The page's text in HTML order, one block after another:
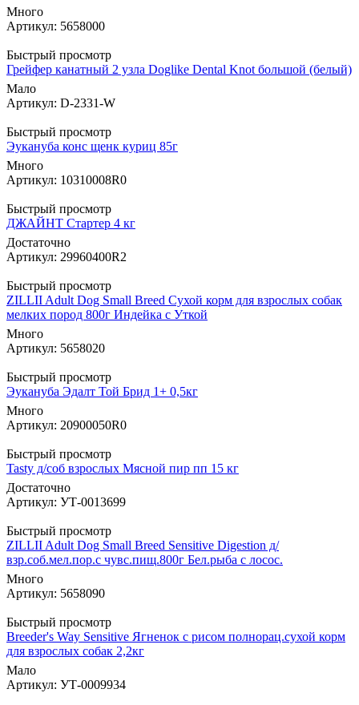
Много
Артикул: 5658000
Быстрый просмотр
Грейфер канатный 2 узла Doglike Dental Knot большой (белый)
Мало
Артикул: D-2331-W
Быстрый просмотр
Эукануба конс щенк куриц 85г
Много
Артикул: 10310008R0
Быстрый просмотр
ДЖАЙНТ Стартер 4 кг
Достаточно
Артикул: 29960400R2
Быстрый просмотр
ZILLII Adult Dog Small Breed Сухой корм для взрослых собак
мелких пород 800г Индейка с Уткой
Много
Артикул: 5658020
Быстрый просмотр
Эукануба Эдалт Той Брид 1+ 0,5кг
Много
Артикул: 20900050R0
Быстрый просмотр
Tasty д/соб взрослых Мясной пир пп 15 кг
Достаточно
Артикул: УТ-0013699
Быстрый просмотр
ZILLII Adult Dog Small Breed Sensitive Digestion д/
взр.соб.мел.пор.с чувс.пищ.800г Бел.рыба с лосос.
Много
Артикул: 5658090
Быстрый просмотр
Breeder's Way Sensitive Ягненок с рисом полнорац.сухой корм
для взрослых собак 2,2кг
Мало
Артикул: УТ-0009934